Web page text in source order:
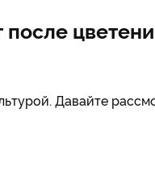
Давайте